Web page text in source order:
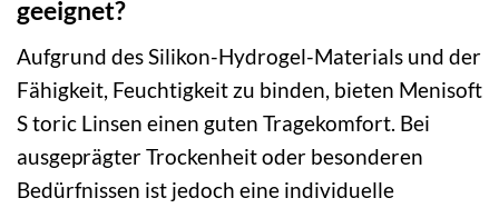
geeignet?
Aufgrund des Silikon-Hydrogel-Materials und der
Fähigkeit, Feuchtigkeit zu binden, bieten Menisoft
S toric Linsen einen guten Tragekomfort. Bei
ausgeprägter Trockenheit oder besonderen
Bedürfnissen ist jedoch eine individuelle